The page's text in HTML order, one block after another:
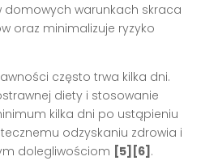
domowych warunkach skraca
oraz minimalizuje ryzyko
często trwa kilka dni.
diety i stosowanie
kilka dni po ustąpieniu
odzyskaniu zdrowia i
dolegliwościom [5][6] .